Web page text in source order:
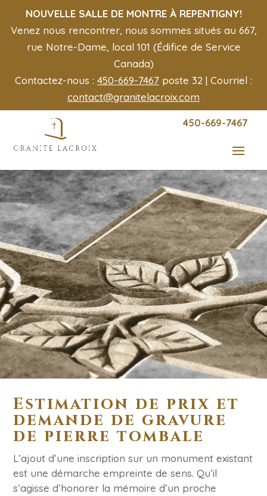
NOUVELLE SALLE DE MONTRE À REPENTIGNY!
Venez nous rencontrer, nous sommes situés au 667,
rue Notre-Dame, local 101 (Édifice de Service
Canada)
Contactez-nous : 450-669-7467 poste 32 | Courriel :
contact@granitelacroix.com
450-669-7467
Estimation de prix et
demande de gravure
de pierre tombale
L’ajout d’une inscription sur un monument existant
est une démarche empreinte de sens. Qu’il
s’agisse d’honorer la mémoire d’un proche